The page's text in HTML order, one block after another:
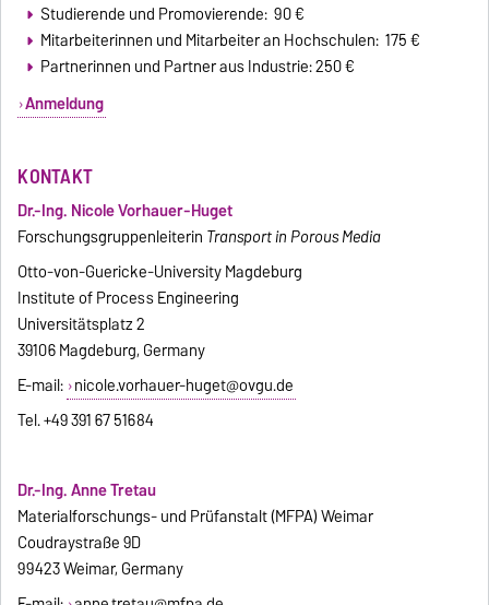
Studierende und Promovierende: 90 €
Mitarbeiterinnen und Mitarbeiter an Hochschulen: 175 €
Partnerinnen und Partner aus Industrie: 250 €
Anmeldung
KONTAKT
Dr.-Ing. Nicole Vorhauer-Huget
Forschungsgruppenleiterin Transport in Porous Media
Otto-von-Guericke-University Magdeburg
Institute of Process Engineering
Universitätsplatz 2
39106 Magdeburg, Germany
E-mail: nicole.vorhauer-huget@ovgu.de
Tel. +49 391 67 51684
Dr.-Ing. Anne Tretau
Materialforschungs- und Prüfanstalt (MFPA) Weimar
Coudraystraße 9D
99423 Weimar, Germany